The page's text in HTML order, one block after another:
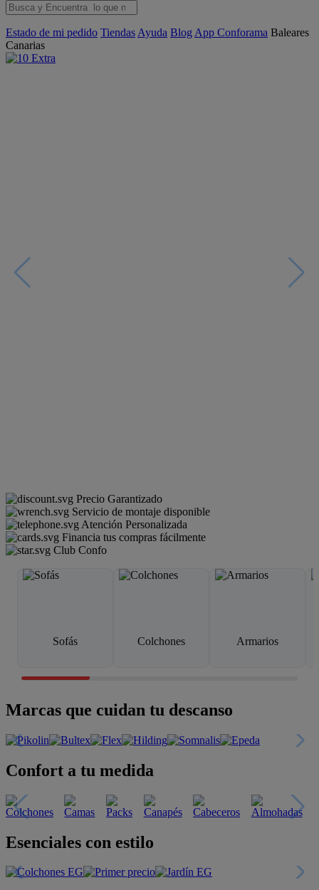
Estado de mi pedido Tiendas Ayuda Blog App Conforama Baleares
Canarias
Precio Garantizado
Servicio de montaje disponible
Atención Personalizada
Financia tus compras fácilmente
Club Confo
Sofás Colchones Armarios
Marcas que cuidan tu descanso
Confort a tu medida
Esenciales con estilo